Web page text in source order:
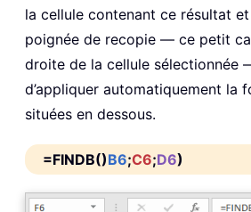
la cellule contenant ce résultat
poignée de recopie — ce petit
droite de la cellule sélectionnée
d’appliquer automatiquement la
situées en dessous.
=FINDB()B6;C6;D6)